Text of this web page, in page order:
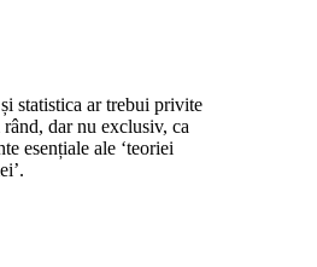
statistica ar trebui privite
dar nu exclusiv, ca
esențiale ale ‘teoriei